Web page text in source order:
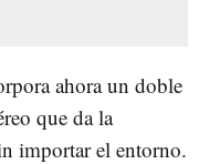
ahora un doble
que da la
importar el entorno.